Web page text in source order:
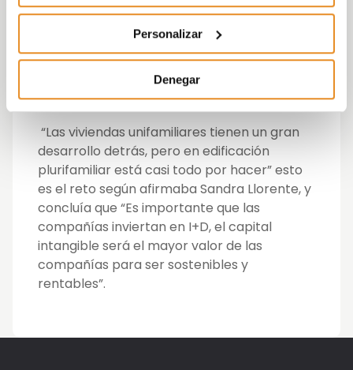
Personalizar
Denegar
implementan en las promociones de Vía
Célere. Este paso ha supuesto una
disminución en los plazos de entrega y,
sobre todo, una mejora en materia de
calidad y seguridad.
“Las viviendas unifamiliares tienen un gran
desarrollo detrás, pero en edificación
plurifamiliar está casi todo por hacer” esto
es el reto según afirmaba Sandra Llorente, y
concluía que “Es importante que las
compañías inviertan en I+D, el capital
intangible será el mayor valor de las
compañías para ser sostenibles y
rentables”.